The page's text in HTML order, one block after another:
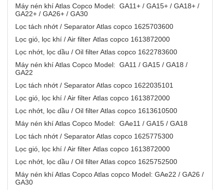
Máy nén khí Atlas Copco Model: GA11+ / GA15+ / GA18+ /
GA22+ / GA26+ / GA30
Lọc tách nhớt / Separator Atlas copco 1625703600
Lọc gió, lọc khí / Air filter Atlas copco 1613872000
Lọc nhớt, lọc dầu / Oil filter Atlas copco 1622783600
Máy nén khí Atlas Copco Model: GA11 / GA15 / GA18 /
GA22
Lọc tách nhớt / Separator Atlas copco 1622035101
Lọc gió, lọc khí / Air filter Atlas copco 1613872000
Lọc nhớt, lọc dầu / Oil filter Atlas copco 1613610500
Máy nén khí Atlas Copco Model: GAe11 / GA15 / GA18
Lọc tách nhớt / Separator Atlas copco 1625775300
Lọc gió, lọc khí / Air filter Atlas copco 1613872000
Lọc nhớt, lọc dầu / Oil filter Atlas copco 1625752500
Máy nén khí Atlas Copco Atlas copco Model: GAe22 / GA26 /
GA30